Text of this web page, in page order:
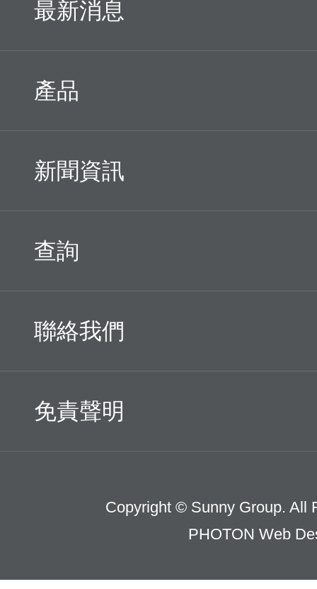
最新消息
產品
新聞資訊
查詢
聯絡我們
免責聲明
Copyright © Sunny Group. All
PHOTON Web